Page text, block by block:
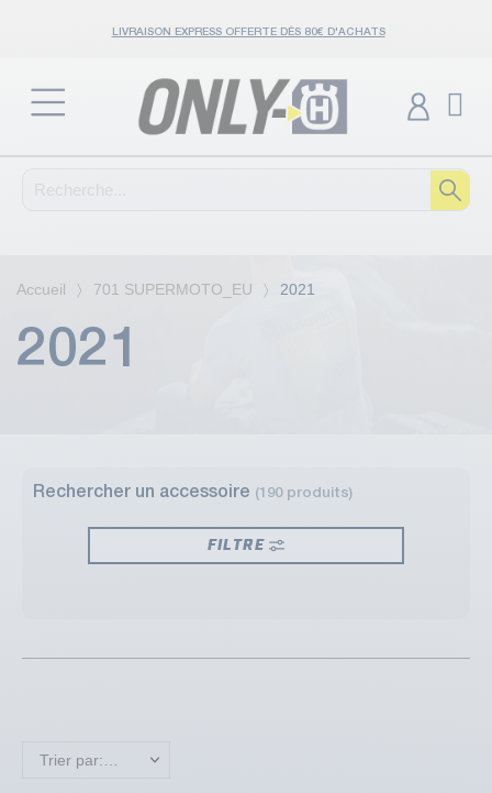
LIVRAISON EXPRESS OFFERTE DÈS 80€ D'ACHATS
Accueil 701 SUPERMOTO_EU 2021
2021
Rechercher un accessoire (190 produits)
FILTRE